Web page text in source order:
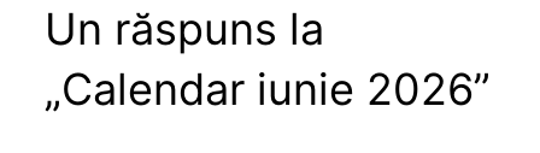
Un răspuns la
„Calendar iunie 2026”